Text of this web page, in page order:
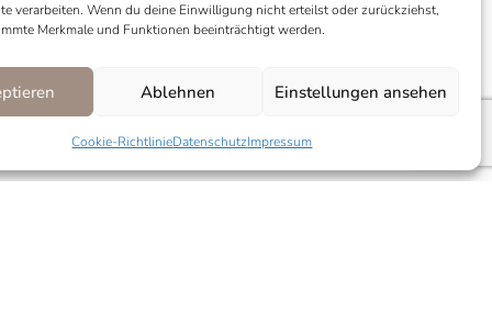
verarbeiten. Wenn du deine Einwilligung nicht erteilst oder zurückziehst,
Merkmale und Funktionen beeinträchtigt werden.
Ablehnen Einstellungen ansehen
Cookie-RichtlinieDatenschutzImpressum